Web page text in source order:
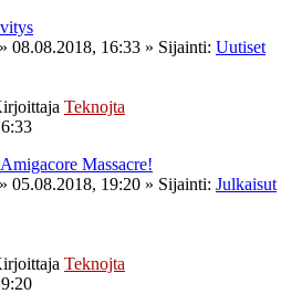
» 08.08.2018, 16:33 » Sijainti: Uutiset
Teknojta
Massacre!
» 05.08.2018, 19:20 » Sijainti: Julkaisut
Teknojta